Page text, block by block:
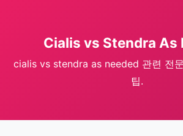
Cialis vs Stendra As
cialis vs stendra as needed 관련 전
팁.